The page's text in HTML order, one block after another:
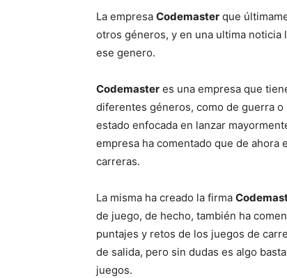
La empresa Codemaster que
otros géneros, y en una ultima noticia
ese genero.
Codemaster es una empresa que
diferentes géneros, como de guerra
estado enfocada en lanzar
empresa ha comentado que de ahora
carreras.
La misma ha creado la firma
de juego, de hecho, también ha
puntajes y retos de los juegos de
de salida, pero sin dudas es algo
juegos.